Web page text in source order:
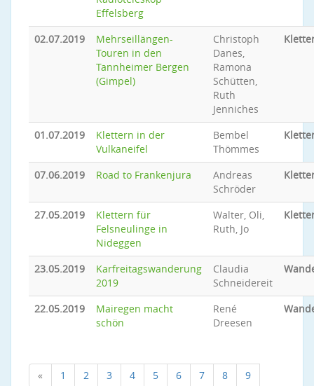
Effelsberg
02.07.2019
Mehrseillängen-
Touren in den
Tannheimer Bergen
(Gimpel)
Christoph
Danes,
Ramona
Schütten,
Ruth
Jenniches
01.07.2019
Klettern in der
Vulkaneifel
Bembel
Thömmes
07.06.2019 Road to Frankenjura
Andreas
Schröder
27.05.2019
Klettern für
Felsneulinge in
Nideggen
Walter, Oli,
Ruth, Jo
23.05.2019
Karfreitagswanderung
2019
Claudia
Schneidereit
22.05.2019
Mairegen macht
schön
René
Dreesen
« 1 2 3 4 5 6 7 8 9